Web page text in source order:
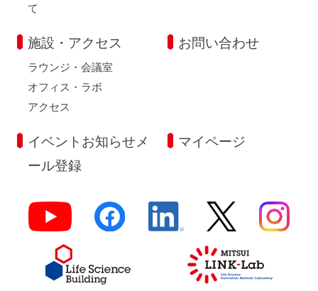
て
施設・アクセス
ラウンジ・会議室
オフィス・ラボ
アクセス
お問い合わせ
イベントお知らせメ
ール登録
マイページ